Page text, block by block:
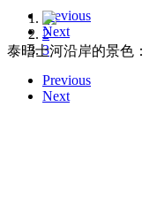
Previous
Next
1
2
3
Previous
Next
泰晤士河沿岸的景色：